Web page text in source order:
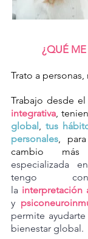
¿QUÉ
Trato a
Trabajo desde
integrativa,
global, tus
personales,
cambio más
especializada
tengo
la interpretación
y
permite
bienestar global.